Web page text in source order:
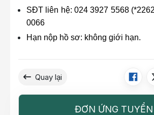
SĐT liên hệ: 024 3927 5568
0066
Hạn nộp hồ sơ: không giới hạn.
Quay lại
ĐƠN ỨNG TUYỂN